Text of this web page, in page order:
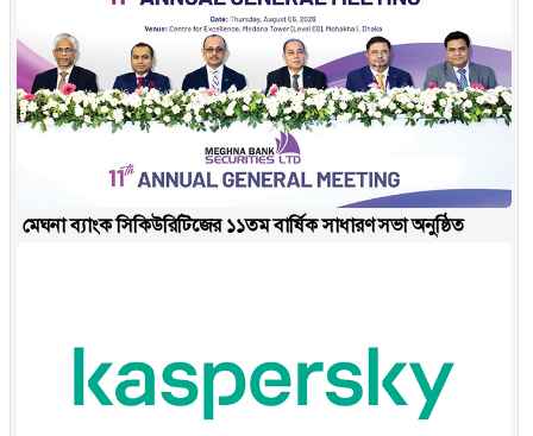
মেঘনা ব্যাংক সিকিউরিটিজের ১১তম বার্ষিক সাধারণ সভা অনুষ্ঠিত